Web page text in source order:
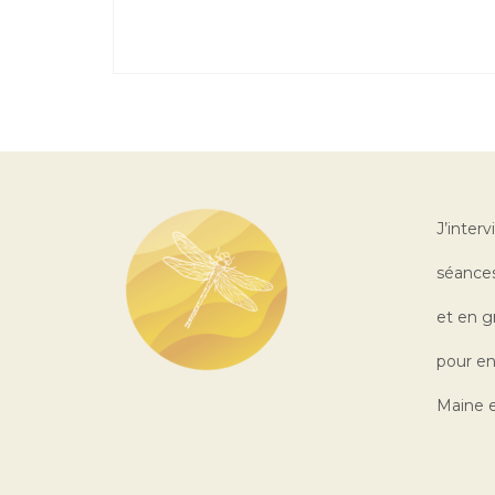
et en
pour
Maine